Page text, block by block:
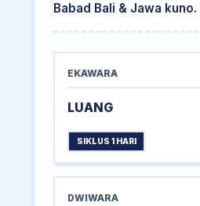
Babad Bali & Jawa kuno.
EKAWARA
LUANG
SIKLUS 1 HARI
DWIWARA